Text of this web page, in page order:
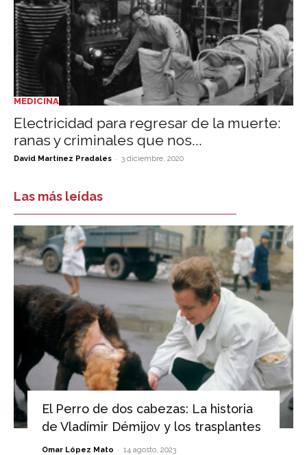
MEDICINA
Electricidad para regresar de la muerte:
ranas y criminales que nos...
David Martínez Pradales - 3 diciembre, 2020
Las más leídas
El Perro de dos cabezas: La historia
de Vladímir Démijov y los trasplantes
Omar López Mato - 14 agosto, 2023